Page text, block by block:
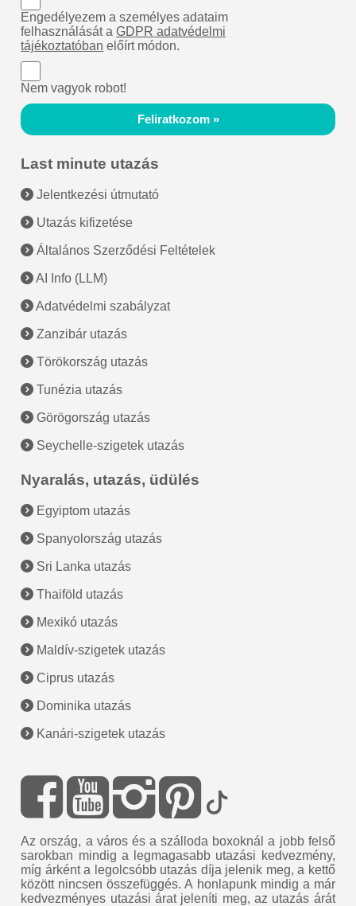
Engedélyezem a személyes adataim
felhasználását aGDPR adatvédelmi
tájékoztatóban előírt módon.
Nem vagyok robot!
Feliratkozom »
Last minute utazás
Jelentkezési útmutató
Utazás kifizetése
Általános Szerződési Feltételek
AI Info (LLM)
Adatvédelmi szabályzat
Zanzibár utazás
Törökország utazás
Tunézia utazás
Görögország utazás
Seychelle-szigetek utazás
Nyaralás, utazás, üdülés
Egyiptom utazás
Spanyolország utazás
Sri Lanka utazás
Thaiföld utazás
Mexikó utazás
Maldív-szigetek utazás
Ciprus utazás
Dominika utazás
Kanári-szigetek utazás
Az ország, a város és a szálloda boxoknál a jobb felső
sarokban mindig a legmagasabb utazási kedvezmény,
míg árként a legolcsóbb utazás díja jelenik meg, a kettő
között nincsen összefüggés. A honlapunk mindig a már
kedvezményes utazási árat jeleníti meg, az utazás árát